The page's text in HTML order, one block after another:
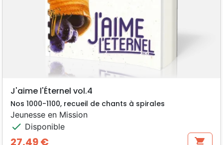
J'aime l'Éternel vol.4
Nos 1000-1100, recueil de chants à spirales
Jeunesse en Mission
check Disponible
27,49 € shopping_cart